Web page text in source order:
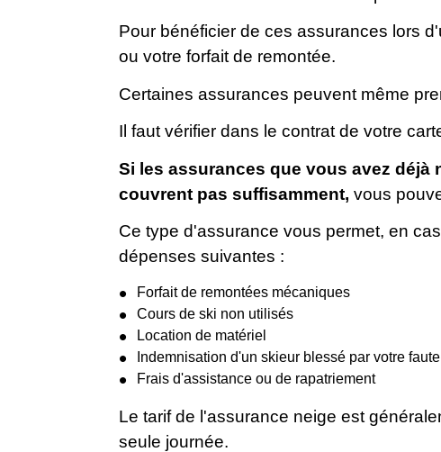
Pour bénéficier de ces assurances lors
ou votre forfait de remontée.
Certaines assurances peuvent même
Il faut vérifier dans le contrat de votre
Si les assurances que vous avez
couvrent pas suffisamment, vous
Ce type d'assurance vous permet, en
dépenses suivantes :
Forfait de remontées mécaniques
Cours de ski non utilisés
Location de matériel
Indemnisation d'un skieur blessé par votre faute
Frais d'assistance ou de rapatriement
Le tarif de l'assurance neige est
seule journée.